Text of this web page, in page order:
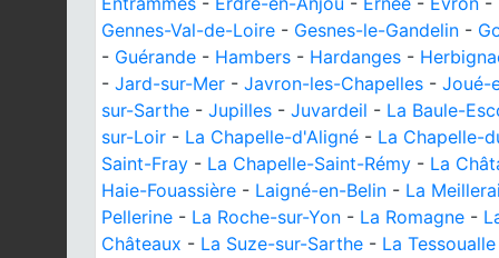
Gennes-Val-de-Loire - Gesnes-le-Gandelin -
- Guérande - Hambers - Hardanges -
- Jard-sur-Mer - Javron-les-Chapelles - Joué-
sur-Sarthe - Jupilles - Juvardeil - La Baule-
sur-Loir - La Chapelle-d'Aligné - La Chapelle-
Saint-Fray - La Chapelle-Saint-Rémy - La
Haie-Fouassière - Laigné-en-Belin - La
Pellerine - La Roche-sur-Yon - La Romagne -
Châteaux - La Suze-sur-Sarthe - La Tessoualle